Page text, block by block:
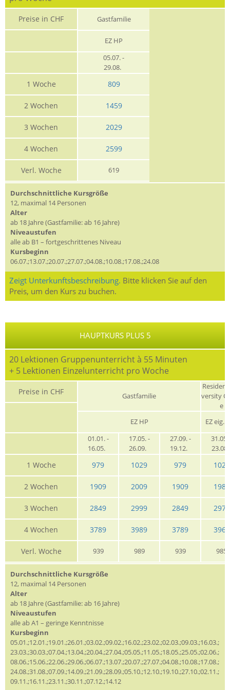
Preise in CHF Gastfamilie
EZ HP
05.07. -
29.08.
1 Woche 809
2 Wochen 1459
3 Wochen 2029
4 Wochen 2599
Verl. Woche 619
Durchschnittliche Kursgröße
12, maximal 14 Personen
Alter
ab 18 Jahre (Gastfamilie: ab 16 Jahre)
Niveaustufen
alle ab B1 – fortgeschrittenes Niveau
Kursbeginn
06.07.;13.07.;20.07.;27.07.;04.08.;10.08.;17.08.;24.08
Zeigt Unterkunftsbeschreibung. Bitte klicken Sie auf den
Preis, um den Kurs zu buchen.
HAUPTKURS PLUS 5
20 Lektionen Gruppenunterricht à 55 Minuten
+ 5 Lektionen Einzelunterricht pro Woche
Preise in CHF Gastfamilie
versity
e
EZ HP
EZ eig.
01.01. -
16.05.
17.05. -
26.09.
27.09. -
19.12.
31.05.
1 Woche 979 1029 979 1029
2 Wochen 1909 2009 1909 1989
3 Wochen 2849 2999 2849 2979
4 Wochen 3789 3989 3789 3965
Verl. Woche 939 989 939 985
Durchschnittliche Kursgröße
12, maximal 14 Personen
Alter
ab 18 Jahre (Gastfamilie: ab 16 Jahre)
Niveaustufen
alle ab A1 – geringe Kenntnisse
Kursbeginn
05.01.;12.01.;19.01.;26.01.;03.02.;09.02.;16.02.;23.02.;02.03.;09.03.;16.03.;
23.03.;30.03.;07.04.;13.04.;20.04.;27.04.;05.05.;11.05.;18.05.;25.05.;02.06.;
08.06.;15.06.;22.06.;29.06.;06.07.;13.07.;20.07.;27.07.;04.08.;10.08.;17.08.;
24.08.;31.08.;07.09.;14.09.;21.09.;28.09.;05.10.;12.10.;19.10.;27.10.;02.11.;
09.11.;16.11.;23.11.;30.11.;07.12.;14.12